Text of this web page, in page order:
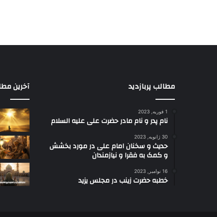
مطالب پربازدید
1 فوریه, 2023
نام پدر و نام مادر حضرت علی علیه السلام
30 ژانویه, 2023
حدیث و سخنان امام علی در مورد بخشش
و کمک به فقرا و نیازمندان
16 نوامبر, 2023
خطبه حضرت زینب در مجلس یزید
آخرین